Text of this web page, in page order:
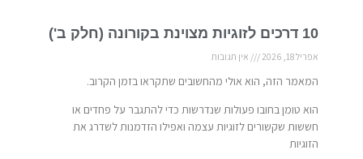
10 דרכים לזוגיות מצוינת בקורונה (חלק ב')
אפריל 18, 2026 אין תגובות
המאמר הזה, הוא אולי מהחשובים שתקראו בזמן הקרוב.
הוא טומן בחובו פעולות שנדרשות כדי להתגבר על פחדים או
חששות שקשורים לזוגיות עצמה ואפילו הזדמנות לשדרג את
הזוגיות